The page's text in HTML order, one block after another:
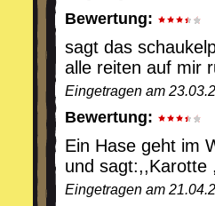
Bewertung:
sagt das
alle reiten auf mir
Eingetragen am
Bewertung:
Ein Hase geht im
und sagt:,,Karotte
Eingetragen am